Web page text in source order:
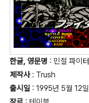
한글, 영문명 : 민절 파이터
제작사: Trush
출시일 : 1995년 5월 12일